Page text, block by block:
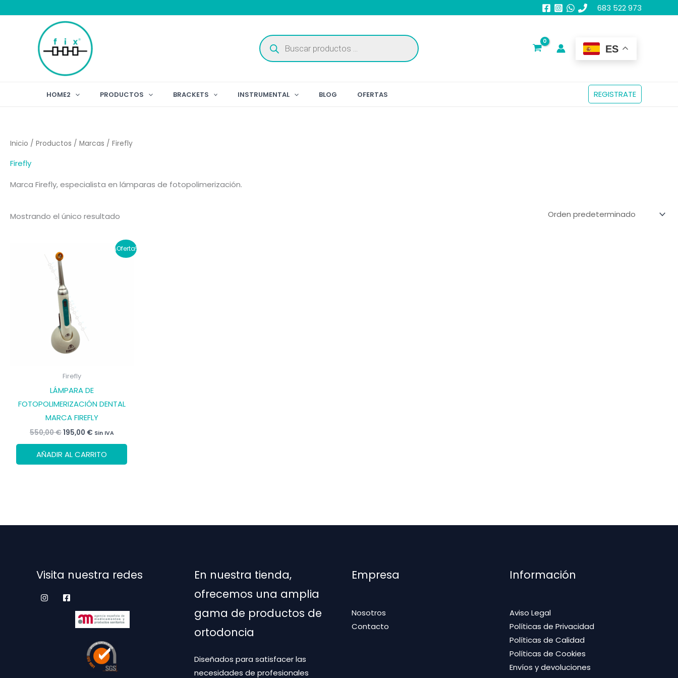
683 522 973
Búsqueda
de
productos ES
HOME2 PRODUCTOS BRACKETS INSTRUMENTAL BLOG OFERTAS REGISTRATE
Inicio / Productos / Marcas / Firefly
Firefly
Marca Firefly, especialista en lámparas de fotopolimerización.
Mostrando el único resultado
¡Oferta!
Firefly
LÁMPARA DE
FOTOPOLIMERIZACIÓN DENTAL
MARCA FIREFLY
550,00€El
era:
550,00 €.
195,00 €El
es:
195,00 €.
Sin IVA
AÑADIR AL CARRITO
Visita nuestra redes
En nuestra tienda,
ofrecemos una amplia
gama de productos de
ortodoncia
Diseñados para satisfacer las
necesidades de profesionales
Empresa
Nosotros
Contacto
Información
Aviso Legal
Políticas de Privacidad
Políticas de Calidad
Políticas de Cookies
Envíos y devoluciones